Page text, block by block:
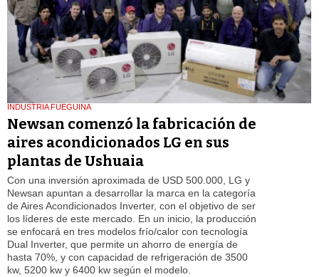
INDUSTRIA FUEGUINA
Newsan comenzó la fabricación de
aires acondicionados LG en sus
plantas de Ushuaia
Con una inversión aproximada de USD 500.000, LG y
Newsan apuntan a desarrollar la marca en la categoría
de Aires Acondicionados Inverter, con el objetivo de ser
los líderes de este mercado. En un inicio, la producción
se enfocará en tres modelos frío/calor con tecnología
Dual Inverter, que permite un ahorro de energía de
hasta 70%, y con capacidad de refrigeración de 3500
kw, 5200 kw y 6400 kw según el modelo.